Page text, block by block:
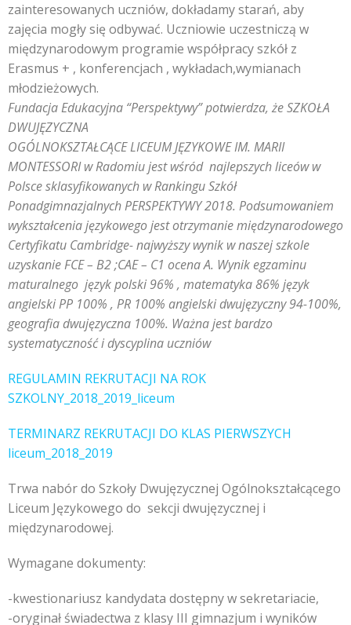
zainteresowanych uczniów, dokładamy starań, aby
zajęcia mogły się odbywać. Uczniowie uczestniczą w
międzynarodowym programie współpracy szkół z
Erasmus + , konferencjach , wykładach,wymianach
młodzieżowych.
Fundacja Edukacyjna “Perspektywy” potwierdza, że SZKOŁA
DWUJĘZYCZNA
OGÓLNOKSZTAŁCĄCELICEUM JĘZYKOWE IM. MARII
MONTESSORI w Radomiu jest wśród najlepszych liceów w
Polsce sklasyfikowanych w Rankingu Szkół
Ponadgimnazjalnych PERSPEKTYWY 2018. Podsumowaniem
wykształcenia językowego jest otrzymanie międzynarodowego
Certyfikatu Cambridge- najwyższy wynik w naszej szkole
uzyskanie FCE – B2 ;CAE – C1 ocena A. Wynik egzaminu
maturalnego język polski 96% , matematyka 86% język
angielski PP 100% , PR 100% angielski dwujęzyczny 94-100%,
geografia dwujęzyczna 100%. Ważna jest bardzo
systematyczność i dyscyplina uczniów
REGULAMIN REKRUTACJI NA ROK
SZKOLNY_2018_2019_liceum
TERMINARZ REKRUTACJI DO KLAS PIERWSZYCH
liceum_2018_2019
Trwa nabór do Szkoły Dwujęzycznej Ogólnokształcącego
Liceum Językowego do sekcji dwujęzycznej i
międzynarodowej.
Wymagane dokumenty:
-kwestionariusz kandydata dostępny w sekretariacie,
-oryginał świadectwa z klasy III gimnazjum i wyników